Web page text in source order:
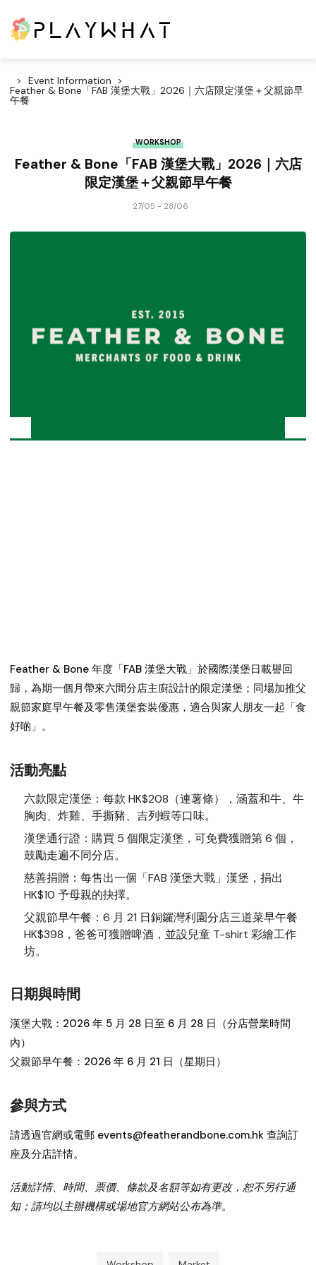
Event Information
Feather & Bone「FAB 漢堡大戰」2026｜六店限定漢堡＋父親節早
午餐
WORKSHOP
Feather & Bone「FAB 漢堡大戰」2026｜六店
限定漢堡＋父親節早午餐
27/05 - 28/06
Feather & Bone 年度「FAB 漢堡大戰」於國際漢堡日載譽回
歸，為期一個月帶來六間分店主廚設計的限定漢堡；同場加推父
親節家庭早午餐及零售漢堡套裝優惠，適合與家人朋友一起「食
好啲」。
活動亮點
六款限定漢堡 ：每款 HK$208（連薯條），涵蓋和牛、牛
胸肉、炸雞、手撕豬、吉列蝦等口味。
漢堡通行證 ：購買 5 個限定漢堡，可免費獲贈第 6 個，
鼓勵走遍不同分店。
慈善捐贈 ：每售出一個「FAB 漢堡大戰」漢堡，捐出
HK$10 予母親的抉擇。
父親節早午餐 ：6 月 21 日銅鑼灣利園分店三道菜早午餐
HK$398，爸爸可獲贈啤酒，並設兒童 T-shirt 彩繪工作
坊。
日期與時間
漢堡大戰： 2026 年 5 月 28 日至 6 月 28 日（分店營業時間
內）
父親節早午餐： 2026 年 6 月 21 日（星期日）
參與方式
請透過官網或電郵 events@featherandbone.com.hk 查詢訂
座及分店詳情。
活動詳情、時間、票價、條款及名額等如有更改，恕不另行通
知；請均以主辦機構或場地官方網站公布為準。